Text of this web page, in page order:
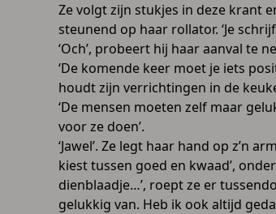
Ze volgt zijn stukjes in deze krant
steunend op haar rollator. ‘Je
‘Och’, probeert hij haar aanval te
‘De komende keer moet je iets
houdt zijn verrichtingen in de
‘De mensen moeten zelf maar
voor ze doen’.
‘Jawel’. Ze legt haar hand op z’n
kiest tussen goed en kwaad’,
dienblaadje…’, roept ze er
gelukkig van. Heb ik ook altijd